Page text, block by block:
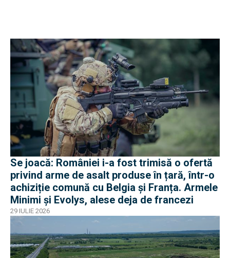
Se joacă: României i-a fost trimisă o ofertă
privind arme de asalt produse în țară, într-o
achiziție comună cu Belgia și Franța. Armele
Minimi și Evolys, alese deja de francezi
29 IULIE 2026